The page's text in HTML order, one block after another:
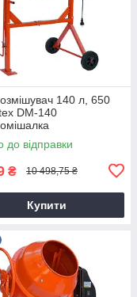
140 л, 650
DM-140
до відправки
₴ 10 498,75 ₴
Купити